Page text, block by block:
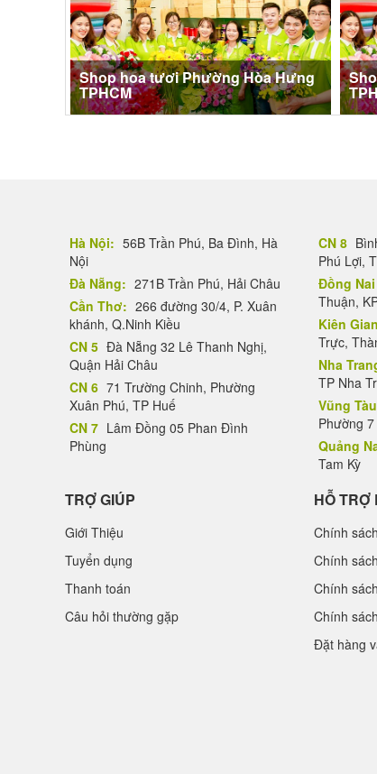
Shop hoa tươi Phường Hòa Hưng
TPHCM
Hà Nội: 56B Trần Phú, Ba Đình, Hà
Nội
Đà Nẵng: 271B Trần Phú, Hải Châu
Cần Thơ: 266 đường 30/4, P. Xuân
khánh, Q.Ninh Kiều
CN 5 Đà Nẵng 32 Lê Thanh Nghị,
Quận Hải Châu
CN 6 71 Trường Chinh, Phường
Xuân Phú, TP Huế
CN 7 Lâm Đồng 05 Phan Đình
Phùng
CN 8
Phú Lợi,
Đồng Nai
Thuận,
Kiên
Trực,
Nha
TP Nha
Vũng Tàu
Phường 7
Quảng
Tam Kỳ
TRỢ GIÚP
Giới Thiệu
Tuyển dụng
Thanh toán
Câu hỏi thường gặp
HỖ TRỢ
Chính
Chính
Chính
Chính
Đặt hàng